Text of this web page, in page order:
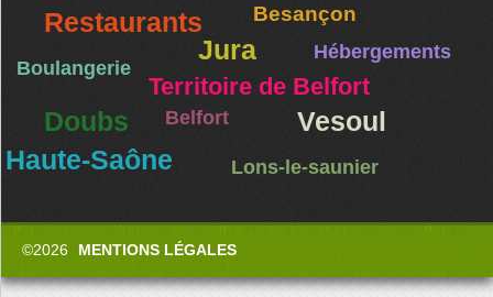
Restaurants Besançon
Jura Hébergements
Boulangerie
Territoire de Belfort
Doubs Belfort
Vesoul
Haute-Saône
Lons-le-saunier
©2026 MENTIONS LÉGALES